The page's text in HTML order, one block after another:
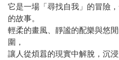
它是一場「尋找自我」的冒險
的故事。
輕柔的畫風、靜謐的配樂與悠
圍，
讓人從煩囂的現實中解脫，沉浸